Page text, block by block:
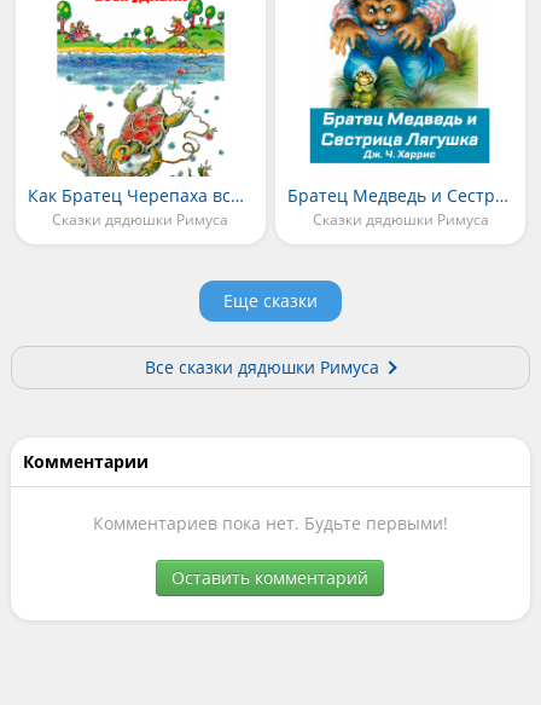
Как Братец Черепаха всех удивил
Сказки дядюшки Римуса
Братец Медведь и Сестрица Лягушка
Сказки дядюшки Римуса
Еще сказки
Все сказки дядюшки Римуса
Комментарии
Комментариев пока нет. Будьте первыми!
Оставить комментарий